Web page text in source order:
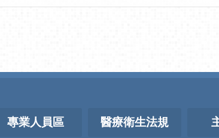
專業人員區 醫療衛生法規